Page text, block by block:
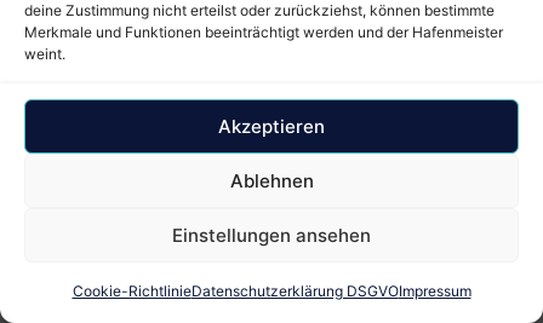
deine Zustimmung nicht erteilst oder zurückziehst, können bestimmte
Merkmale und Funktionen beeinträchtigt werden und der Hafenmeister
weint.
Akzeptieren
Ablehnen
Einstellungen ansehen
Cookie-RichtlinieDatenschutzerklärung DSGVOImpressum
Chupa Chups –
Viele
Geschmacksrichtu